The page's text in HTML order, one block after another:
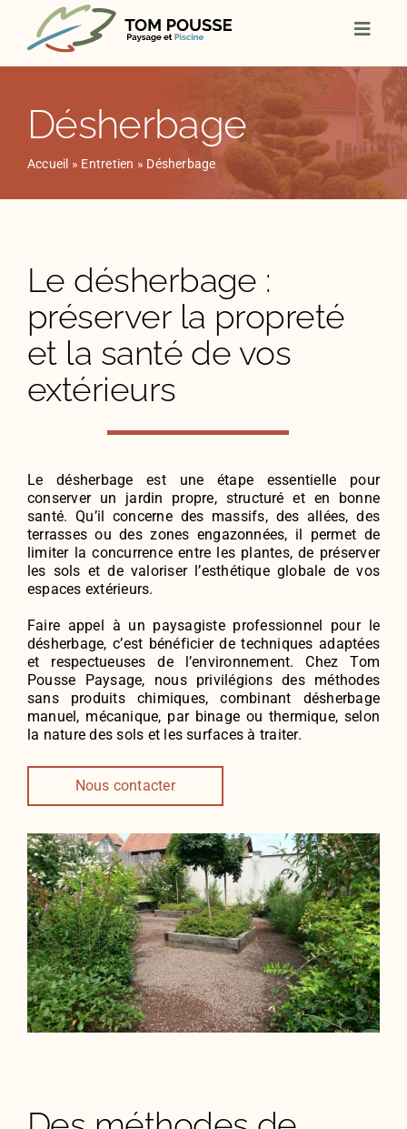
content
Désherbage
Accueil » Entretien » Désherbage
Le désherbage :
préserver la propreté
et la santé de vos
extérieurs
Le désherbage est une étape essentielle pour
conserver un jardin propre, structuré et en bonne
santé. Qu’il concerne des massifs, des allées, des
terrasses ou des zones engazonnées, il permet de
limiter la concurrence entre les plantes, de préserver
les sols et de valoriser l’esthétique globale de vos
espaces extérieurs.
Faire appel à un paysagiste professionnel pour le
désherbage, c’est bénéficier de techniques adaptées
et respectueuses de l’environnement. Chez Tom
Pousse Paysage, nous privilégions des méthodes
sans produits chimiques, combinant désherbage
manuel, mécanique, par binage ou thermique, selon
la nature des sols et les surfaces à traiter.
Nous contacter